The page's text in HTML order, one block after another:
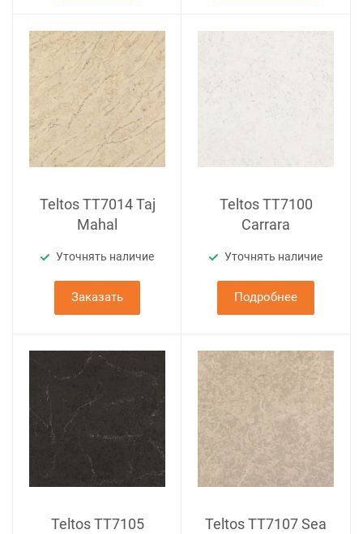
Teltos TT7014 Taj
Mahal
Уточнять наличие
Заказать
Teltos TT7100
Carrara
Уточнять наличие
Подробнее
Teltos TT7105
Teltos TT7107 Sea